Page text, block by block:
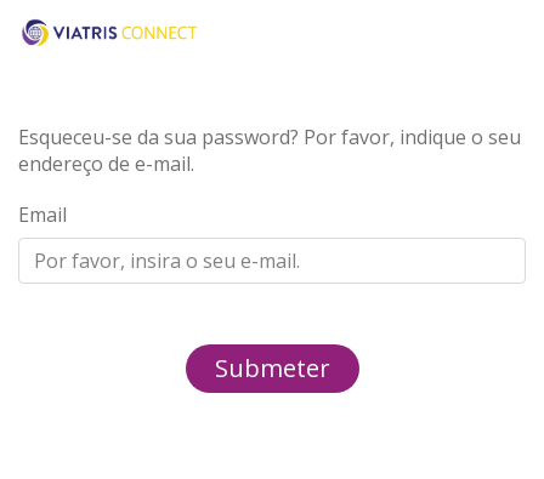
Esqueceu-se da sua password? Por favor, indique o seu
endereço de e-mail.
Email